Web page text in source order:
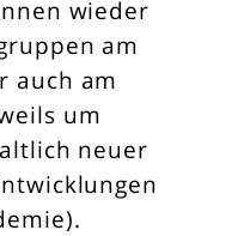
wieder
am
auch am
um
neuer